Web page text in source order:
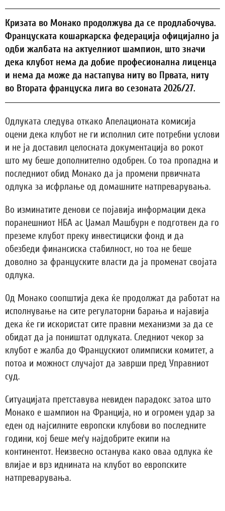
Кризата во Монако продолжува да се продлабочува.
Француската кошаркарска федерација официјално ја
одби жалбата на актуелниот шампион, што значи
дека клубот нема да добие професионална лиценца
и нема да може да настапува ниту во Првата, ниту
во Втората француска лига во сезоната 2026/27.
Одлуката следува откако Апелационата комисија
оцени дека клубот не ги исполнил сите потребни услови
и не ја доставил целосната документација во рокот
што му беше дополнително одобрен. Со тоа пропадна и
последниот обид Монако да ја промени првичната
одлука за исфрлање од домашните натпреварувања.
Во изминатите денови се појавија информации дека
поранешниот НБА ас Џамал Машбурн е подготвен да го
преземе клубот преку инвестициски фонд и да
обезбеди финансиска стабилност, но тоа не беше
доволно за француските власти да ја променат својата
одлука.
Од Монако соопштија дека ќе продолжат да работат на
исполнување на сите регулаторни барања и најавија
дека ќе ги искористат сите правни механизми за да се
обидат да ја поништат одлуката. Следниот чекор за
клубот е жалба до Францускиот олимписки комитет, а
потоа и можност случајот да заврши пред Управниот
суд.
Ситуацијата претставува невиден парадокс затоа што
Монако е шампион на Франција, но и огромен удар за
еден од најсилните европски клубови во последните
години, кој беше меѓу најдобрите екипи на
континентот. Неизвесно останува како оваа одлука ќе
влијае и врз иднината на клубот во европските
натпреварувања.